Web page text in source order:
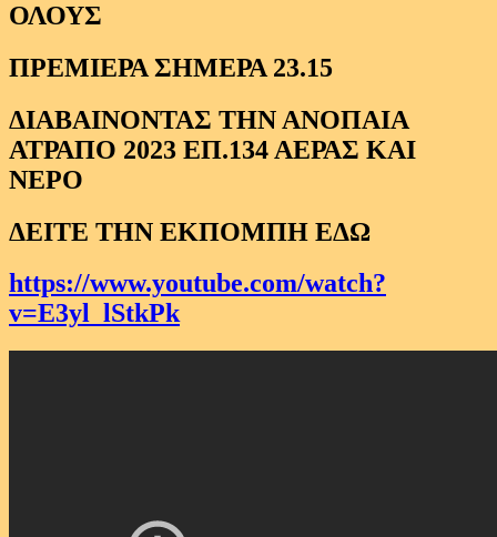
ΟΛΟΥΣ
ΠΡΕΜΙΕΡΑ ΣΗΜΕΡΑ 23.15
ΔΙΑΒΑΙΝΟΝΤΑΣ ΤΗΝ ΑΝΟΠΑΙΑ
ΑΤΡΑΠΟ 2023 ΕΠ.134 ΑΕΡΑΣ ΚΑΙ
ΝΕΡΟ
ΔΕΙΤΕ ΤΗΝ ΕΚΠΟΜΠΗ ΕΔΩ
https://www.youtube.com/watch?
v=E3yl_lStkPk